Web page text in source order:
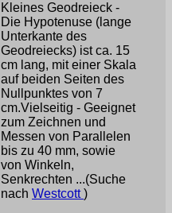
Kleines Geodreieck -
Die Hypotenuse (lange
Unterkante des
Geodreiecks) ist ca. 15
cm lang, mit einer Skala
auf beiden Seiten des
Nullpunktes von 7
cm.Vielseitig - Geeignet
zum Zeichnen und
Messen von Parallelen
bis zu 40 mm, sowie
von Winkeln,
Senkrechten ...(Suche
nach Westcott)